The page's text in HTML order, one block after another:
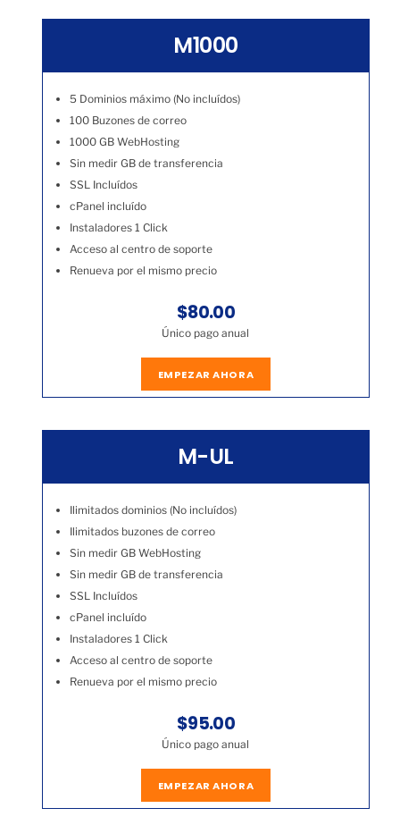
M1000
5 Dominios máximo (No incluídos)
100 Buzones de correo
1000 GB WebHosting
Sin medir GB de transferencia
SSL Incluídos
cPanel incluído
Instaladores 1 Click
Acceso al centro de soporte
Renueva por el mismo precio
$80.00
Único pago anual
EMPEZAR AHORA
M-UL
Ilimitados dominios (No incluídos)
Ilimitados buzones de correo
Sin medir GB WebHosting
Sin medir GB de transferencia
SSL Incluídos
cPanel incluído
Instaladores 1 Click
Acceso al centro de soporte
Renueva por el mismo precio
$95.00
Único pago anual
EMPEZAR AHORA